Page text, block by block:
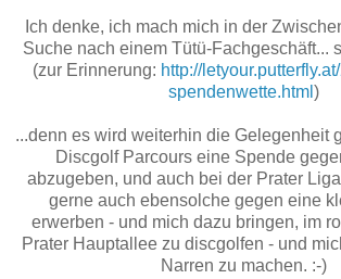
Ich denke, ich mach mich in der
Suche nach einem Tütü-Fachgeschäft...
(zur Erinnerung: http://
spendenwette.html )
...denn es wird weiterhin die Gelegenheit
Discgolf Parcours eine Spende
abzugeben, und auch bei der Prater
gerne auch ebensolche gegen eine
erwerben - und mich dazu bringen, im
Prater Hauptallee zu discgolfen - und
Narren zu machen. :-)